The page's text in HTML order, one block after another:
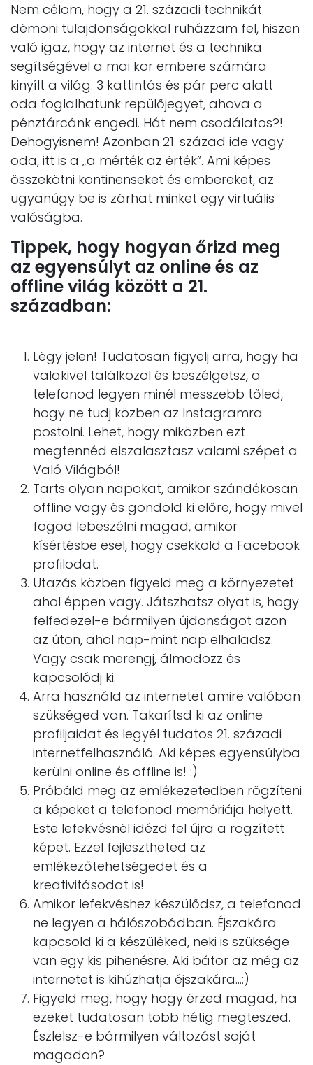
Nem célom, hogy a 21. századi technikát
démoni tulajdonságokkal ruházzam fel, hiszen
való igaz, hogy az internet és a technika
segítségével a mai kor embere számára
kinyílt a világ. 3 kattintás és pár perc alatt
oda foglalhatunk repülőjegyet, ahova a
pénztárcánk engedi. Hát nem csodálatos?!
Dehogyisnem! Azonban 21. század ide vagy
oda, itt is a „a mérték az érték”. Ami képes
összekötni kontinenseket és embereket, az
ugyanúgy be is zárhat minket egy virtuális
valóságba.
Tippek, hogy hogyan őrizd meg
az egyensúlyt az online és az
offline világ között a 21.
században:
Légy jelen! Tudatosan figyelj arra, hogy ha
valakivel találkozol és beszélgetsz, a
telefonod legyen minél messzebb tőled,
hogy ne tudj közben az Instagramra
postolni. Lehet, hogy miközben ezt
megtennéd elszalasztasz valami szépet a
Való Világból!
Tarts olyan napokat, amikor szándékosan
offline vagy és gondold ki előre, hogy mivel
fogod lebeszélni magad, amikor
kísértésbe esel, hogy csekkold a Facebook
profilodat.
Utazás közben figyeld meg a környezetet
ahol éppen vagy. Játszhatsz olyat is, hogy
felfedezel-e bármilyen újdonságot azon
az úton, ahol nap-mint nap elhaladsz.
Vagy csak merengj, álmodozz és
kapcsolódj ki.
Arra használd az internetet amire valóban
szükséged van. Takarítsd ki az online
profiljaidat és legyél tudatos 21. századi
internetfelhasználó. Aki képes egyensúlyba
kerülni online és offline is! :)
Próbáld meg az emlékezetedben rögzíteni
a képeket a telefonod memóriája helyett.
Este lefekvésnél idézd fel újra a rögzített
képet. Ezzel fejlesztheted az
emlékezőtehetségedet és a
kreativitásodat is!
Amikor lefekvéshez készülődsz, a telefonod
ne legyen a hálószobádban. Éjszakára
kapcsold ki a készüléked, neki is szüksége
van egy kis pihenésre. Aki bátor az még az
internetet is kihúzhatja éjszakára...:)
Figyeld meg, hogy hogy érzed magad, ha
ezeket tudatosan több hétig megteszed.
Észlelsz-e bármilyen változást saját
magadon?